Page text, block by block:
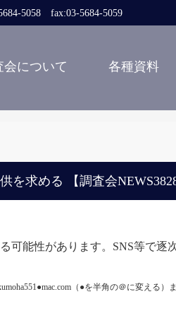
5058 fax:03-5684-5059
会について 各種資料
求める 【調査会NEWS3828
可能性があります。SNS等で逐
（●を半角の＠に変える）